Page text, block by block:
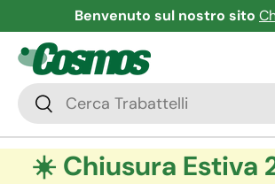
Skip to content
Benvenuto sul nostro sito
Search
Search
☀️ Chiusura Estiva